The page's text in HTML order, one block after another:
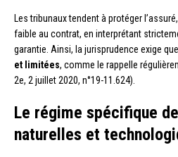
Les tribunaux tendent à protéger
faible au contrat, en interprétant
garantie. Ainsi, la jurisprudence exige
et limitées, comme le rappelle
2e, 2 juillet 2020, n°19-11.624).
Le régime spécifique
naturelles et